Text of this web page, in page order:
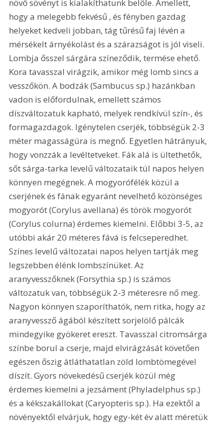
növő sövényt is kialakíthatunk belőle. Amellett,
hogy a melegebb fekvésű , és fényben gazdag
helyeket kedveli jobban, tág tűrésű faj lévén a
mérsékelt árnyékolást és a szárazságot is jól viseli.
Lombja ősszel sárgára színeződik, termése ehető.
Kora tavasszal virágzik, amikor még lomb sincs a
vesszőkön. A bodzák (Sambucus sp.) hazánkban
vadon is előfordulnak, emellett számos
díszváltozatuk kapható, melyek rendkívül szín-, és
formagazdagok. Igénytelen cserjék, többségük 2-3
méter magasságúra is megnő. Egyetlen hátrányuk,
hogy vonzzák a levéltetveket. Fák alá is ültethetők,
sőt sárga-tarka levelű változataik túl napos helyen
könnyen megégnek. A mogyorófélék közül a
cserjének és fának egyaránt nevelhető közönséges
mogyorót (Corylus avellana) és török mogyorót
(Corylus colurna) érdemes kiemelni. Előbbi 3-5, az
utóbbi akár 20 méteres fává is felcseperedhet.
Színes levelű változatai napos helyen tartják meg
legszebben élénk lombszínüket. Az
aranyvesszőknek (Forsythia sp.) is számos
változatuk van, többségük 2-3 méteresre nő meg.
Nagyon könnyen szaporíthatók, nem ritka, hogy az
aranyvessző ágából készített sorjelölő pálcák
mindegyike gyökeret ereszt. Tavasszal citromsárga
színbe borul a cserje, majd elvirágzását követően
egészen őszig átláthatatlan zöld lombtömegével
díszít. Gyors növekedésű cserjék közül még
érdemes kiemelni a jezsáment (Phyladelphus sp.)
és a kékszakállokat (Caryopteris sp.). Ha ezektől a
növényektől elvárjuk, hogy egy-két év alatt méretük